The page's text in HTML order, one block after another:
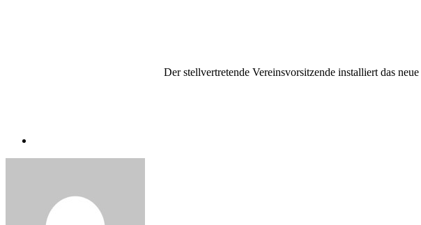
Der stellvertretende Vereinsvorsitzende installiert das